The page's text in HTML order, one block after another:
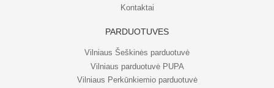
Kontaktai
PARDUOTUVĖS
Vilniaus Šeškinės parduotuvė
Vilniaus parduotuvė PUPA
Vilniaus Perkūnkiemio parduotuvė